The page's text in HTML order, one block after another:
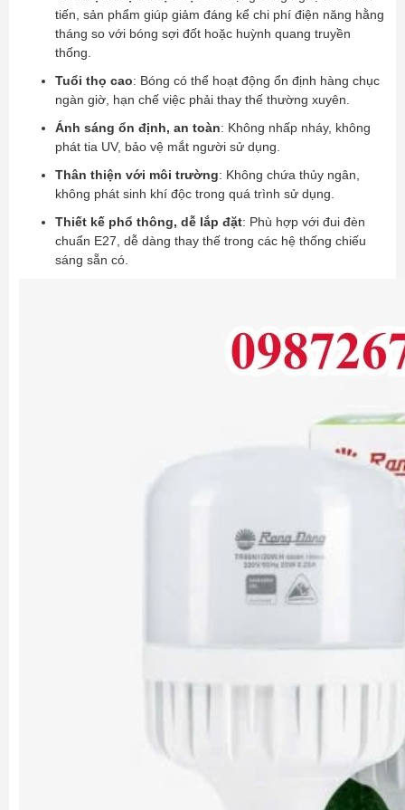
tiến, sản phẩm giúp giảm đáng kể chi phí điện năng hằng
tháng so với bóng sợi đốt hoặc huỳnh quang truyền
thống.
Tuổi thọ cao: Bóng có thể hoạt động ổn định hàng chục
ngàn giờ, hạn chế việc phải thay thế thường xuyên.
Ánh sáng ổn định, an toàn: Không nhấp nháy, không
phát tia UV, bảo vệ mắt người sử dụng.
Thân thiện với môi trường: Không chứa thủy ngân,
không phát sinh khí độc trong quá trình sử dụng.
Thiết kế phổ thông, dễ lắp đặt: Phù hợp với đui đèn
chuẩn E27, dễ dàng thay thế trong các hệ thống chiếu
sáng sẵn có.